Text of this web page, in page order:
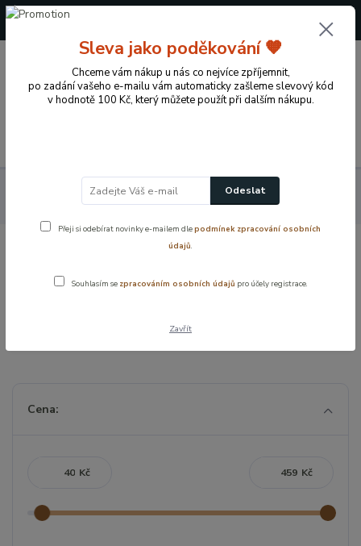
+420 724 722 973
0 Kč
Koupelnové vybavení a doplňky
Koupelnové příslušenství
Montážní a doplňkové příslušenství
Lepidla, magnety, držáky, nožičky a další praktické prvky pro
Cena:
Kč Kč
Sleva jako poděkování 🧡
Chceme vám nákup u nás co nejvíce zpříjemnit,
po zadání vašeho e-mailu vám automaticky zašleme slevový kód
v hodnotě 100 Kč, který můžete použít při dalším nákupu.
Odeslat
Přeji si odebírat novinky e-mailem dlepodmínek zpracování osobních
údajů.
Souhlasím se zpracováním osobních údajů pro účely registrace.
Zavřít